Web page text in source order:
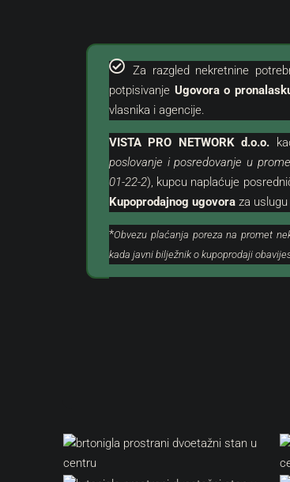
Za razgled nekretnine
potpisivanje Ugovora o
vlasnika i agencije.
VISTA PRO NETWORK d.o.o.
poslovanje i posredovanje u
01-22-2), kupcu naplaćuje
Kupoprodajnog ugovoraza uslugu
*Obvezu plaćanja poreza na promet
kada javni bilježnik o kupoprodaji